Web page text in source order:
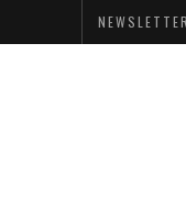
NEWSLETTER